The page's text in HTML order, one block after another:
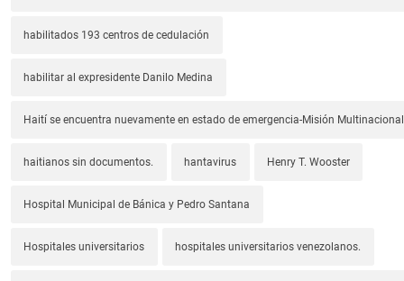
habilitados 193 centros de cedulación
habilitar al expresidente Danilo Medina
Haití se encuentra nuevamente en estado de emergencia-Misión
haitianos sin documentos. hantavirus Henry T. Wooster
Hospital Municipal de Bánica y Pedro Santana
Hospitales universitarios hospitales universitarios venezolanos.